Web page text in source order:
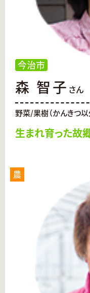
今治市
森 智子 さん
野菜/果樹（かんきつ以
生まれ育った故
農